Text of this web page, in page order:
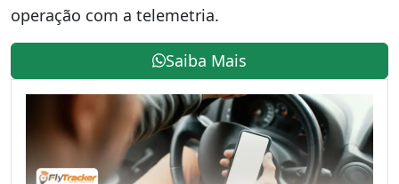
operação com a telemetria.
Saiba Mais